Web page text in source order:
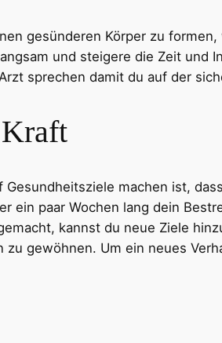
gesünderen Körper zu
und steigere die Zeit
sprechen damit du auf der
machen ist,
ein paar Wochen lang dein
kannst du neue Ziele
gewöhnen. Um ein neues